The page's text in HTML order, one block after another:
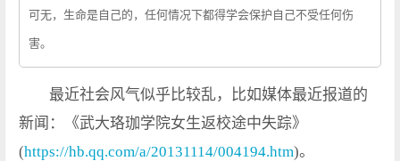
可无，生命是自己的，任何情况下都得学会保护自己不受任何伤
害。
最近社会风气似乎比较乱，比如媒体最近报道的
新闻：《武大珞珈学院女生返校途中失踪》
(https://hb.qq.com/a/20131114/004194.htm)。